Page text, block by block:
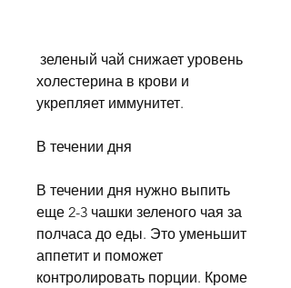
холестерина в крови и
укрепляет иммунитет.
В течении дня
В течении дня нужно выпить
еще 2-3 чашки зеленого чая за
полчаса до еды. Это уменьшит
аппетит и поможет
контролировать порции. Кроме